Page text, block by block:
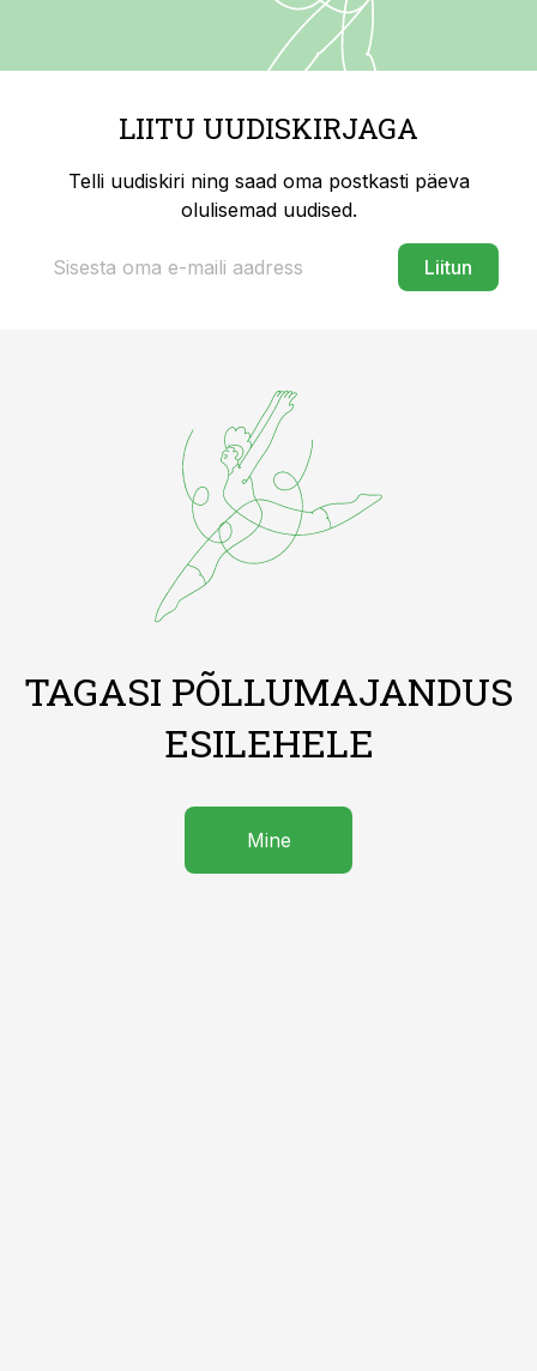
LIITU UUDISKIRJAGA
Telli uudiskiri ning saad oma postkasti päeva
olulisemad uudised.
Liitun
TAGASI PÕLLUMAJANDUS
ESILEHELE
Mine